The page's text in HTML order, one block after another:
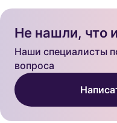
Не нашли, что
Наши специалисты
вопроса